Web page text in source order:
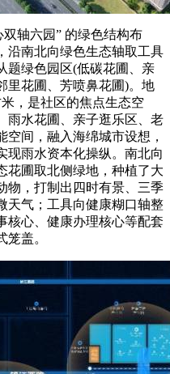
轴六园” 的绿色结构布
沿南北向绿色生态轴取工具
题绿色园区(低碳花圃、亲
里花圃、芳喷鼻花圃)。地
，是社区的焦点生态空
雨水花圃、亲子逛乐区、老
间，融入海绵城市设想，
现雨水资本化操纵。南北向
花圃取北侧绿地，种植了大
物，打制出四时有景、三季
天气；工具向健康糊口轴整
核心、健康办理核心等配套
盖。